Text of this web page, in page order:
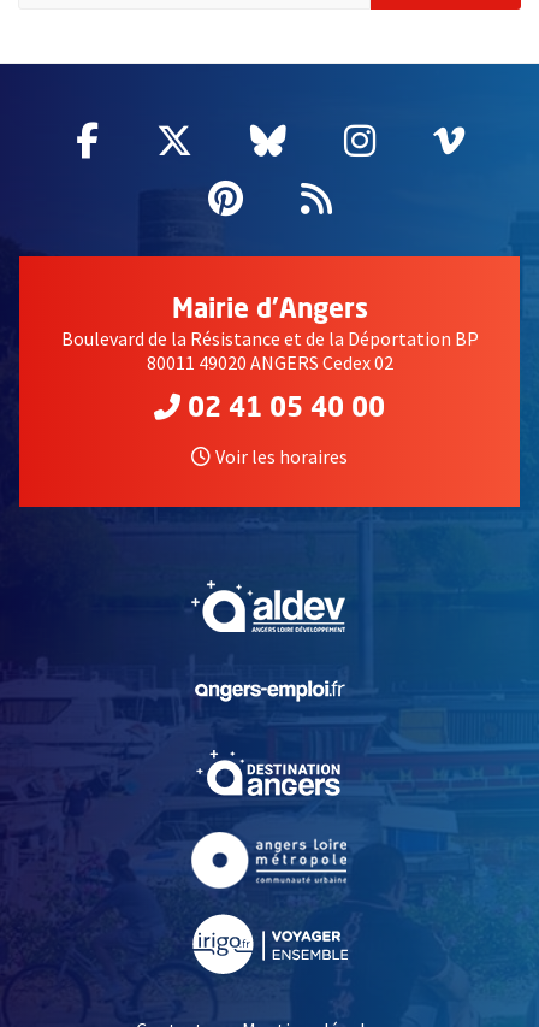
Facebook
, Ouvre une nouvelle fenêtre
Twitter
, Ouvre une nouvelle
Bluesky
, Ouvre une
Instagram
, Ouvre
,
Pinterest
, Ouvre une
Flux RSS
Mairie d'Angers
Boulevard de la Résistance et de la Déportation BP
80011 49020 ANGERS Cedex 02
02 41 05 40 00
Voir les horaires
, Ouvre une nouvelle
, Ouvre une nouvelle